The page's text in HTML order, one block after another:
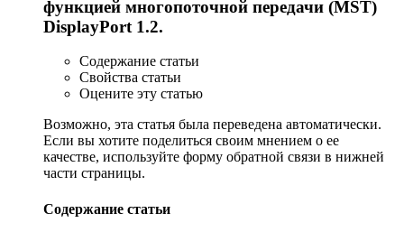
функцией многопоточной передачи (MST)
DisplayPort 1.2.
Содержание статьи
Свойства статьи
Оцените эту статью
Возможно, эта статья была переведена автоматически.
Если вы хотите поделиться своим мнением о ее
качестве, используйте форму обратной связи в нижней
части страницы.
Содержание статьи